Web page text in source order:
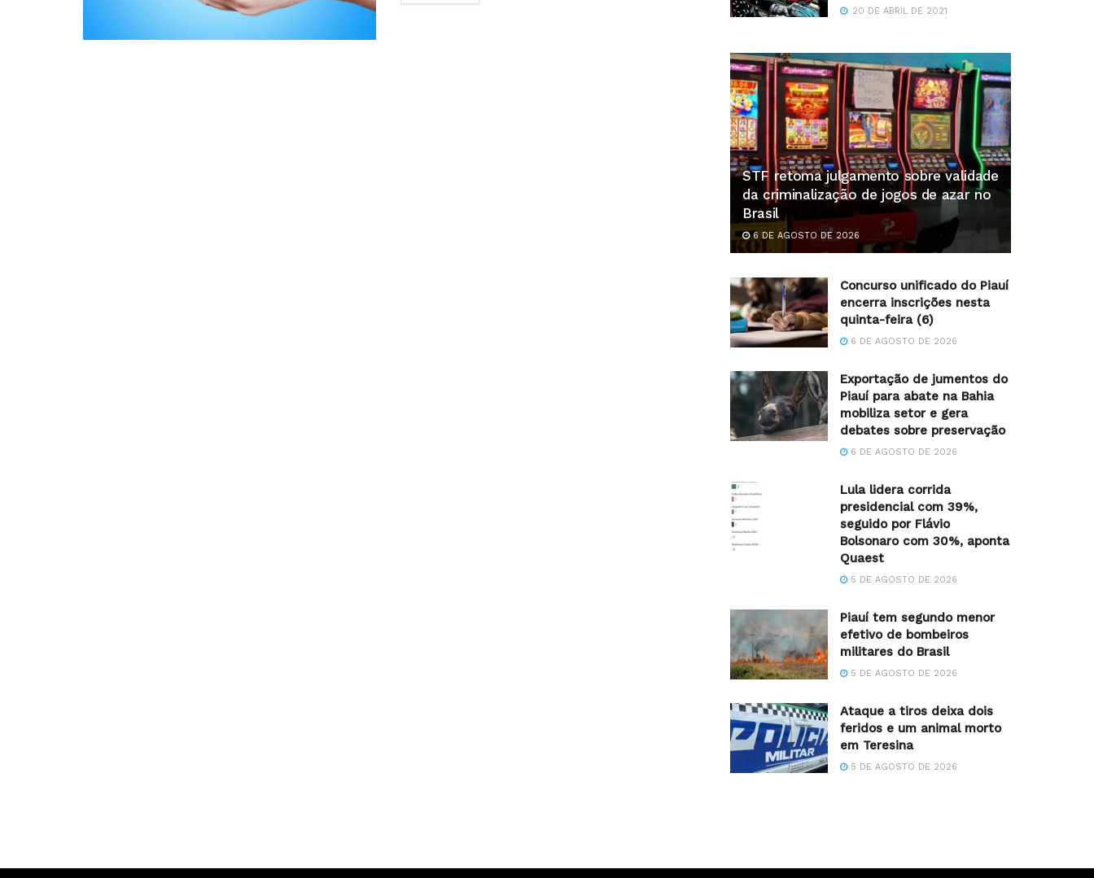
20 DE ABRIL DE 2021
STF retoma julgamento sobre validade
da criminalização de jogos de azar no
Brasil
6 DE AGOSTO DE 2026
Concurso unificado do Piauí
encerra inscrições nesta
quinta-feira (6)
6 DE AGOSTO DE 2026
Exportação de jumentos do
Piauí para abate na Bahia
mobiliza setor e gera
debates sobre preservação
6 DE AGOSTO DE 2026
Lula lidera corrida
presidencial com 39%,
seguido por Flávio
Bolsonaro com 30%, aponta
Quaest
5 DE AGOSTO DE 2026
Piauí tem segundo menor
efetivo de bombeiros
militares do Brasil
5 DE AGOSTO DE 2026
Ataque a tiros deixa dois
feridos e um animal morto
em Teresina
5 DE AGOSTO DE 2026